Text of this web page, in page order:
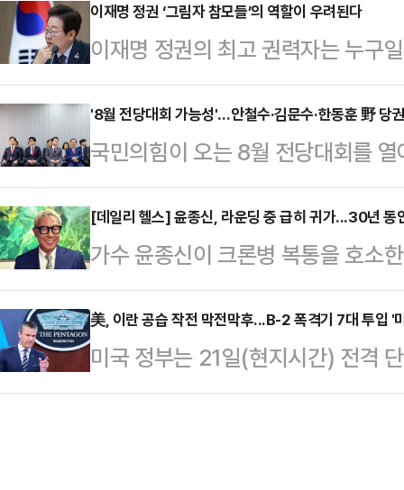
결정한 데 대해 "실리 외교를 말하
했다.한동훈 전 대표는 22일 페이
다"며 "피한다고 피해지지 않는다"
은 이날 "대통령은 취임 이후의 산
상회의 참석을 최대한 적극적으로
내 현안과 중동 사…
이재명 정권 ‘그림자 참모들’의 역할이 우려된다
이재명 정권의 최고 권력자는 누구
분명해야 정상일 텐데, 정답이 있는
니다. 어쩌면 불길하다고 해야 할
아니다. 대한민국의 총리라는 자리
는 않아야 할 벼슬이다. 얼굴마담
박찬대도 아니다. 그들은 이재명의
위해 물불 안 가리고 뛴 주구(走狗)
들과 비슷하다.…
'8월 전당대회 가능성'…안철수·김문수·한동훈 野 당
국민의힘이 오는 8월 전당대회를
닥을 잡으면서 당권 주자들의 움직
을 필두로 김용태 비대위원장, 김문
대표 등이 물밑 지지 기반을 끌어모
위한 포석을 다지는 것으로 풀이된
힘 의원은 전날(21일) 지역구인 경
진행했다. '철수형은 듣고 싶어서'
역을 찾아 …
[데일리 헬스] 윤종신, 라운딩 중 급히 귀가...30년 동
가수 윤종신이 크론병 복통을 호소
다.윤종신은 지난 21일 자신의
일행들과 식사 못하고 그냥 왔다.
다"라고 말했다.그는 "네가 날 찾아
안지는 20년 전, 이젠 친구 같다.
美, 이란 공습 작전 막전막후...B-2 폭격기 7대 투입 '
미국 정부는 21일(현지시간) 전격
련해 미군 B-2 폭격기 7대가 벙커